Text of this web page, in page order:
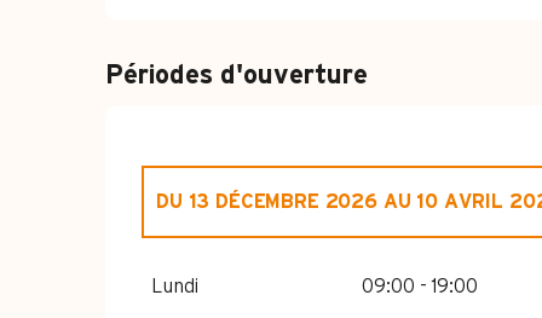
Périodes d'ouverture
DU 13 DÉCEMBRE 2026 AU 10 AVRIL
Lundi 09:00 - 19:00